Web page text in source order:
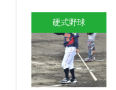
硬式野球